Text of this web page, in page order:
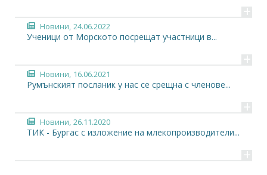
+
Новини, 24.06.2022
Ученици от Морското посрещат участници в...
+
Новини, 16.06.2021
Румънският посланик у нас се срещна с членове...
+
Новини, 26.11.2020
ТИК - Бургас с изложение на млекопроизводители...
+